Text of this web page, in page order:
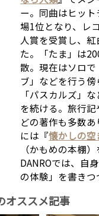
ー。同曲はヒッ
場1位となり、レ
人賞を受賞し、
た。「たま」は
散。現在はソロで
ブ」などを行う
「パスカルズ」
を続ける。旅行
どの著作も多数
には『懐かしの
（かもめの本棚
DANROでは、自
の体験」を書きつ
オススメ記事